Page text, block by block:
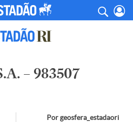
– 983507
Por geosfera_estadaori